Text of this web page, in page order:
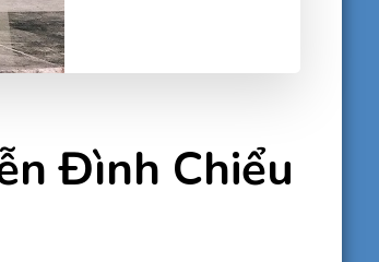
Đình Chiểu